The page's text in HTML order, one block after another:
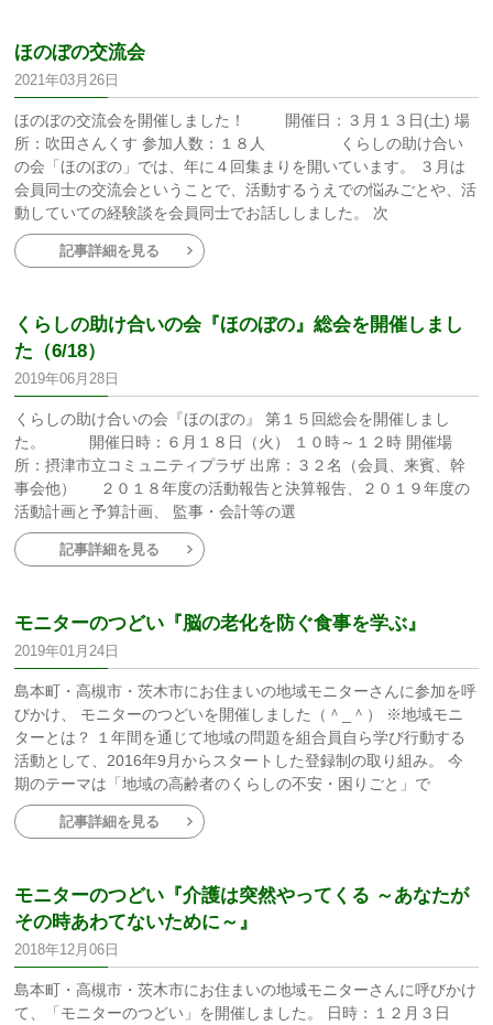
ほのぼの交流会
2021年03月26日
ほのぼの交流会を開催しました！ 開催日：３月１３日(土) 場
所：吹田さんくす 参加人数：１８人 くらしの助け合い
の会「ほのぼの」では、年に４回集まりを開いています。 ３月は
会員同士の交流会ということで、活動するうえでの悩みごとや、活
動していての経験談を会員同士でお話ししました。 次
記事詳細を見る
くらしの助け合いの会『ほのぼの』総会を開催しまし
た（6/18）
2019年06月28日
くらしの助け合いの会『ほのぼの』 第１５回総会を開催しまし
た。 開催日時：６月１８日（火） １０時～１２時 開催場
所：摂津市立コミュニティプラザ 出席：３２名（会員、来賓、幹
事会他） ２０１８年度の活動報告と決算報告、２０１９年度の
活動計画と予算計画、 監事・会計等の選
記事詳細を見る
モニターのつどい『脳の老化を防ぐ食事を学ぶ』
2019年01月24日
島本町・高槻市・茨木市にお住まいの地域モニターさんに参加を呼
びかけ、 モニターのつどいを開催しました（＾_＾） ※地域モニ
ターとは？ １年間を通じて地域の問題を組合員自ら学び行動する
活動として、2016年9月からスタートした登録制の取り組み。 今
期のテーマは「地域の高齢者のくらしの不安・困りごと」で
記事詳細を見る
モニターのつどい『介護は突然やってくる ～あなたが
その時あわてないために～』
2018年12月06日
島本町・高槻市・茨木市にお住まいの地域モニターさんに呼びかけ
て、「モニターのつどい」を開催しました。 日時：１２月３日